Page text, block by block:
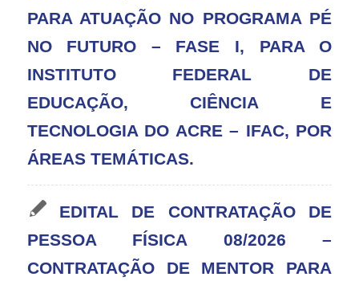
PARA ATUAÇÃO NO PROGRAMA PÉ
NO FUTURO – FASE I, PARA O
INSTITUTO FEDERAL DE
EDUCAÇÃO, CIÊNCIA E
TECNOLOGIA DO ACRE – IFAC, POR
ÁREAS TEMÁTICAS.
EDITAL DE CONTRATAÇÃO DE
PESSOA FÍSICA 08/2026 –
CONTRATAÇÃO DE MENTOR PARA